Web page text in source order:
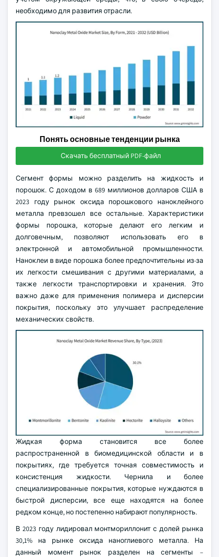
необходимо для развития отрасли.
Понять основные тенденции рынка
Скачать бесплатный PDF-файл
Сегмент формы можно разделить на жидкость и
порошок. С доходом в 689 миллионов долларов США в
2023 году рынок оксида порошкового наноклейного
металла превзошел все остальные. Характеристики
формы порошка, которые делают его легким и
долговечным, позволяют использовать его в
электронной и автомобильной промышленности.
Наноклеи в виде порошка более предпочтительны из-за
их легкости смешивания с другими материалами, а
также легкости транспортировки и хранения. Это
важно даже для применения полимера и дисперсии
покрытия, поскольку это улучшает распределение
механических свойств.
Жидкая форма становится все более
распространенной в биомедицинской области и в
покрытиях, где требуется точная совместимость и
консистенция жидкости. Чернила и более
специализированные покрытия, которые нуждаются в
быстрой дисперсии, все еще находятся на более
редком конце, но постепенно набирают популярность.
В 2023 году лидировал монтмориллонит с долей рынка
30,1% на рынке оксида наноглиевого металла. На
данный момент рынок разделен на сегменты –